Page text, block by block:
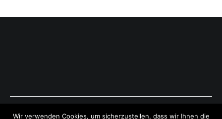
Copyright © 2026ExpressAntworten.com . All rights reserved.
Wir verwenden Cookies, um sicherzustellen, dass wir Ihnen die